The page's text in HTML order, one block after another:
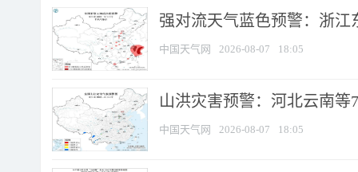
强对流天气蓝色预警：浙江
中国天气网 2026-08-07 18:05
山洪灾害预警：河北云南
中国天气网 2026-08-07 18:05